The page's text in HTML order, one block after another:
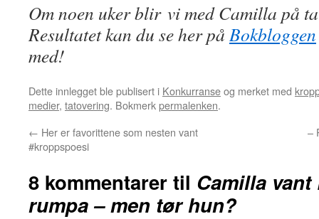
Om noen uker blir vi med Camilla på
Resultatet kan du se her påBokbloggen
med!
Dette innlegget ble publisert i Konkurranseog merket med
medier, tatovering. Bokmerkpermalenken.
← Her er favorittene som nesten vant
#kroppspoesi
–
8 kommentarer til Camilla
rumpa – men tør hun?